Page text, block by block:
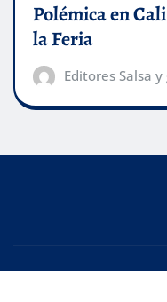
Polémica en
la Feria
Editores Salsa y